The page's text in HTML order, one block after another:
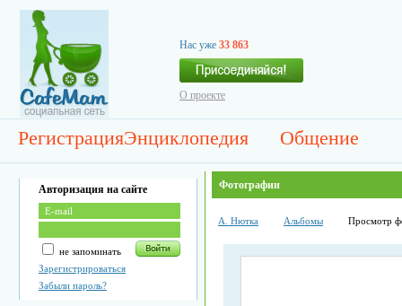
Нас уже 33 863
О проекте
РегистрацияЭнциклопедия Общение
Авторизация на сайте
не запоминать
Зарегистрироваться
Забыли пароль?
Фотографии
А. Нютка Альбомы Просмотр